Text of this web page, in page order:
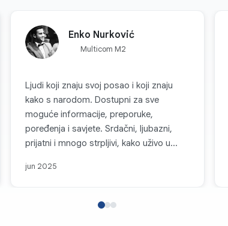
Enko Nurković
Multicom M2
Ljudi koji znaju svoj posao i koji znaju
kako s narodom. Dostupni za sve
moguće informacije, preporuke,
poređenja i savjete. Srdačni, ljubazni,
prijatni i mnogo strpljivi, kako uživo u
komunikacije. Svaka topla preporuka za
firmu koja je na nivou i koja, može se
jun 2025